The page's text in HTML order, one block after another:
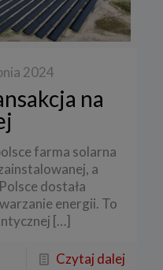
2024
na
farma solarna
a
dostała
energii. To
[…]
Czytaj dalej